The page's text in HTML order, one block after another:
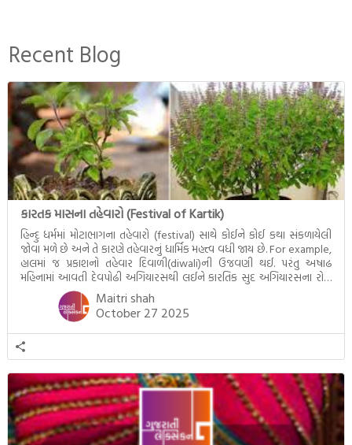
ઉત્તરાધિકારી તરીકે સ્થાપે છે તે
દૃશ્યો અંકિત થયાં છે. ટૂંકમાં બુદ્ધનાં
જીવનના અંતિમ દિવસોની યાત્રાનો
પરિપાક જોવા મળે.. Read More
Recent Blog
કારતક માસના તહેવારો (Festival of Kartik)
હિન્દુ ધર્મમાં મોટાભાગના તહેવારો (festival) સાથે કોઈને કોઈ કથા સંકળાયેલી
જોવા મળે છે અને તે કારણે તહેવારનું ધાર્મિક મહત્ત્વ વધી જાય છે. For example,
હાલમાં જ પ્રકાશનો તહેવાર દિવાળી(diwali)ની ઉજવણી થઈ. પરંતુ અષાઢ
મહિનામાં આવતી દેવપોઢી અગિયારસથી લઈને કારતિક સુદ અગિયારસના રોજ
આવતી દેવ ઊઠી અગિયારસ વચ્ચે મોટેભાગે યજ્ઞોપવીત સંસ્કાર, લગ્ન,
દીક્ષાગ્રહણ, યજ્ઞ, ગૃહપ્રવેશ જેવા.. Read More
Maitri shah
October 27 2025